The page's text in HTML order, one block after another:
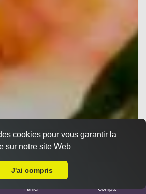
Panier Compte
cookies pour vous garantir la
sur notre site Web
J'ai compris